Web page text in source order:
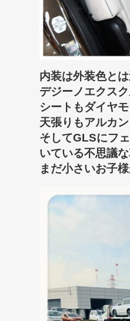
内装は外装色と
デジーノエクス
シートもダイヤ
天張りもアルカ
そしてGLSにフ
いている不思議
まだ小さいお子